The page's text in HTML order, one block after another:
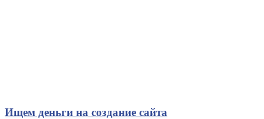
Ищем деньги на создание сайта